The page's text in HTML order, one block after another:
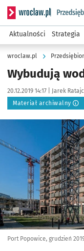
Serwis informacyjny
Aktualności Strategia
wroclaw.pl
Wybudują
Data publikacji:
20.12.2019 14:17 | Autor:
Jarek
Materiał archiwalny
Kliknij, aby powiększyć
Port Popowice, grudzień